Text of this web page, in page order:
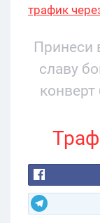
трафик
Принеси
славу
конверт